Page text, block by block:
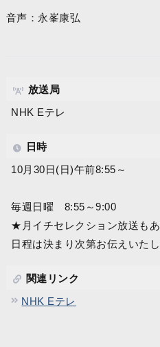
音声：永峯康弘
放送局
NHK Eテレ
日時
10月30日(日)午前8:55～
毎週日曜 8:55～9:00
★月イチセレクション放送もあ
日程は決まり次第お伝えいた
関連リンク
NHK Eテレ